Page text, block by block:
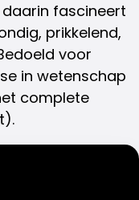
fascineert
prikkelend,
voor
in wetenschap
complete